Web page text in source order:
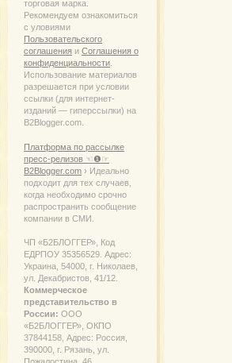
торговая марка.
Рекомендуем ознакомиться
с уловиями
Пользовательского
соглашения и Соглашения о
конфиденциальности
Использование материалов
разрешается при условии
ссылки (для интернет-
изданий — гиперссылки) на
B2Blogger.com.
Платформа по рассылке
пресс-релизов ☜❶☞
B2Blogger.com › Идеально
подходит для тех случаев,
когда необходимо срочно
распространить сообщение
компании в СМИ.
ЧП «Б2БЛОГГЕР», Код
ЕДРПОУ 35356529. Адрес:
Украина, 54000, г. Николаев,
ул. Декабристов, 41/12.
Коммерческое
представительство в
России: ООО
«Б2БЛОГГЕР», ОКПО
37844158, Адрес: Россия,
390000, г. Рязань, ул.